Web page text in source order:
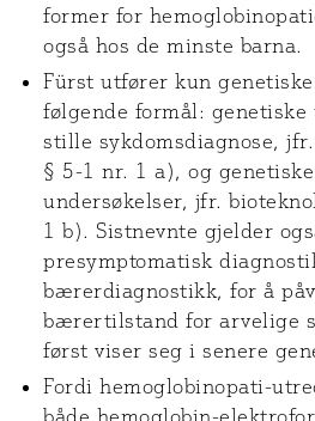
former for
også hos de minste barna.
Fürst utfører kun
følgende formål: genetiske
stille sykdomsdiagnose,
§ 5-1 nr. 1 a), og
undersøkelser, jfr.
1 b). Sistnevnte gjelder
presymptomatisk
bærerdiagnostikk, for å
bærertilstand for arvelige
først viser seg i senere
Fordi hemoglobinopati-